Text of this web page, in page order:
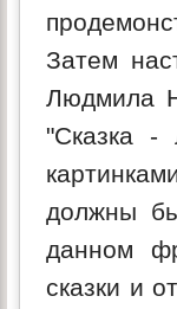
Затем
Людмила
"Сказка -
должны
данном
сказки и